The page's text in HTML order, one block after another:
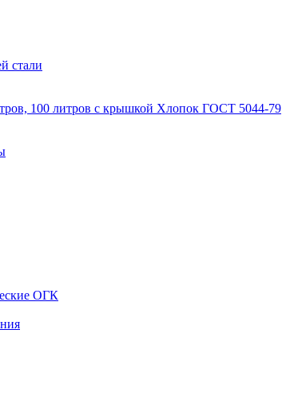
стали
100 литров с крышкой Хлопок ГОСТ 5044-79
ОГК